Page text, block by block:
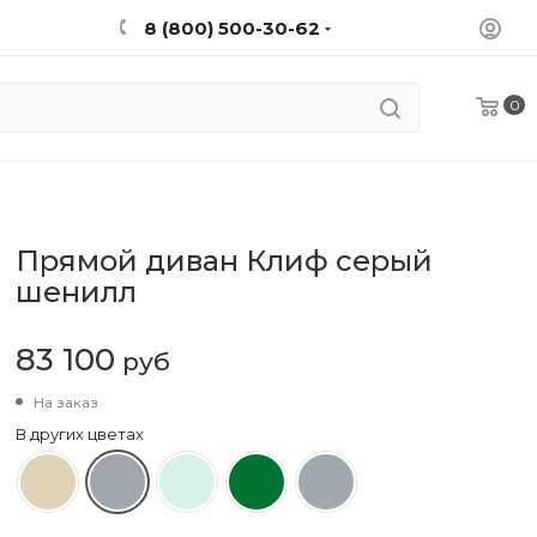
8 (800) 500-30-62
0
Прямой диван Клиф серый
шенилл
83 100 руб
На заказ
В других цветах